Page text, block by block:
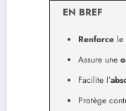
EN BREF
Renforce le
Assure une
Facilite l’
Protège